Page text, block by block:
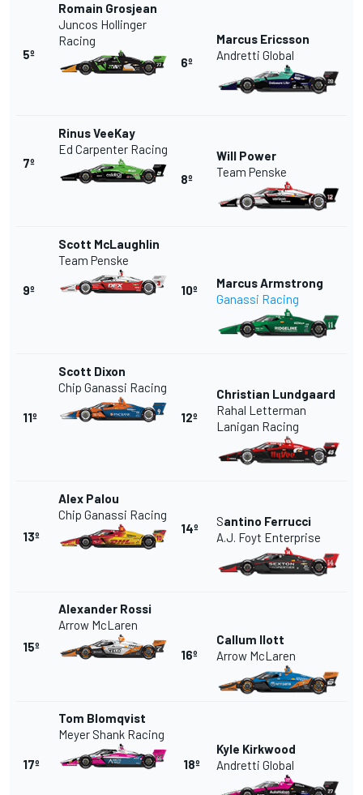
5º
Romain Grosjean
Juncos Hollinger
Racing
6º
Marcus Ericsson
Andretti Global
7º
Rinus VeeKay
Ed Carpenter Racing
8º
Will Power
Team Penske
9º
Scott McLaughlin
Team Penske
10º
Marcus Armstrong
Ganassi Racing
11º
Scott Dixon
Chip Ganassi Racing
12º
Christian Lundgaard
Rahal Letterman
Lanigan Racing
13º
Alex Palou
Chip Ganassi Racing
14º
Santino Ferrucci
A.J. Foyt Enterprise
15º
Alexander Rossi
Arrow McLaren
16º
Callum Ilott
Arrow McLaren
17º
Tom Blomqvist
Meyer Shank Racing
18º
Kyle Kirkwood
Andretti Global